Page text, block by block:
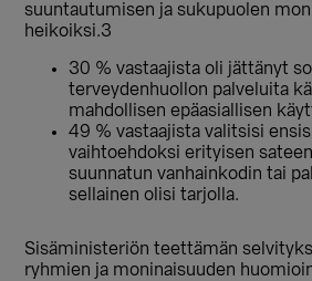
suuntautumisen ja sukupuolen
heikoiksi.3
30 % vastaajista oli jättänyt
terveydenhuollon palveluita
mahdollisen epäasiallisen
49 % vastaajista valitsisi
vaihtoehdoksi erityisen
suunnatun vanhainkodin tai
sellainen olisi tarjolla.
Sisäministeriön teettämän
ryhmien ja moninaisuuden